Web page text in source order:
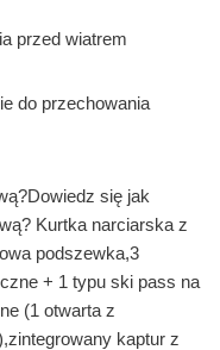
przed wiatrem
do przechowania
się jak
Kurtka narciarska z
podszewka,3
+ 1 typu ski pass na
(1 otwarta z
kaptur z